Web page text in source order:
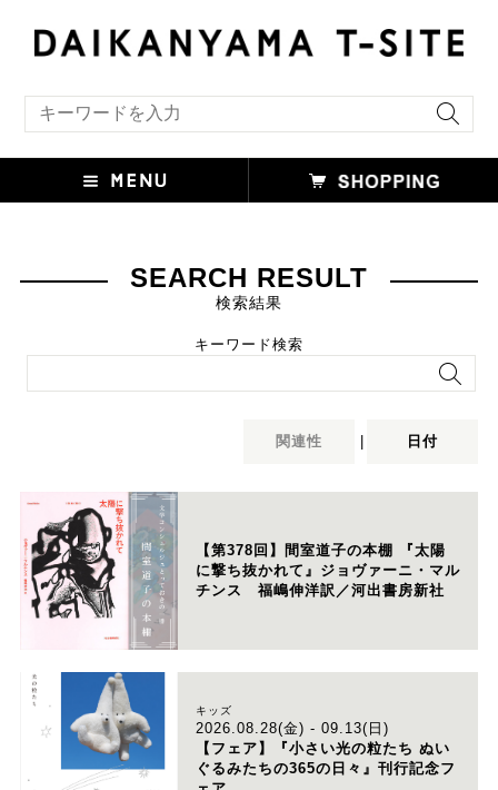
SEARCH RESULT
検索結果
キーワード検索
関連性 日付
【第378回】間室道子の本棚 『太陽
に撃ち抜かれて』ジョヴァーニ・マル
チンス 福嶋伸洋訳／河出書房新社
キッズ
2026.08.28(金) - 09.13(日)
【フェア】『小さい光の粒たち ぬい
ぐるみたちの365の日々』刊行記念フ